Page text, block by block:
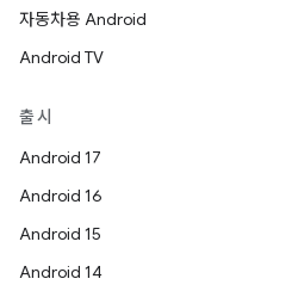
자동차용 Android
Android TV
출시
Android 17
Android 16
Android 15
Android 14